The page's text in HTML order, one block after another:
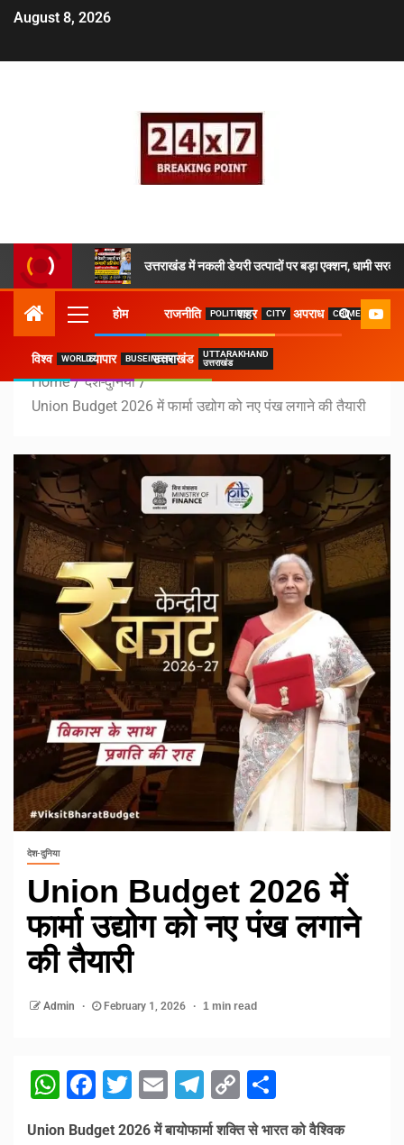
August 8, 2026
उत्तराखंड में नकली डेयरी उत्पादों पर बड़ा एक्शन, धामी
होम राजनीति POLITICSशहर CITY अपराध CRIME
विश्व WORLDव्यापार BUSEINESSउत्तराखंड
UTTARAKHAND
उत्तराखंड
Home
देश-दुनिया
Union Budget 2026 में फार्मा उद्योग को नए पंख लगाने की तैयारी
देश-दुनिया
Union Budget 2026 में
फार्मा उद्योग को नए पंख लगाने
की तैयारी
Admin February 1, 2026 1 min read
WhatsApp
Facebook
Twitter
EmailTelegram
Copy
Link
Union Budget 2026 में बायोफार्मा शक्ति से भारत को वैश्विक